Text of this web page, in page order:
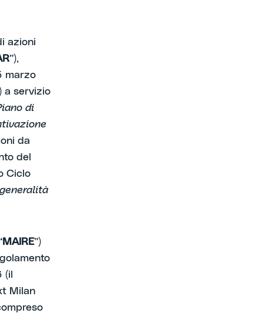
azioni
”),
marzo
a servizio
di
da
del
Ciclo
MAIRE”)
(il
Milan